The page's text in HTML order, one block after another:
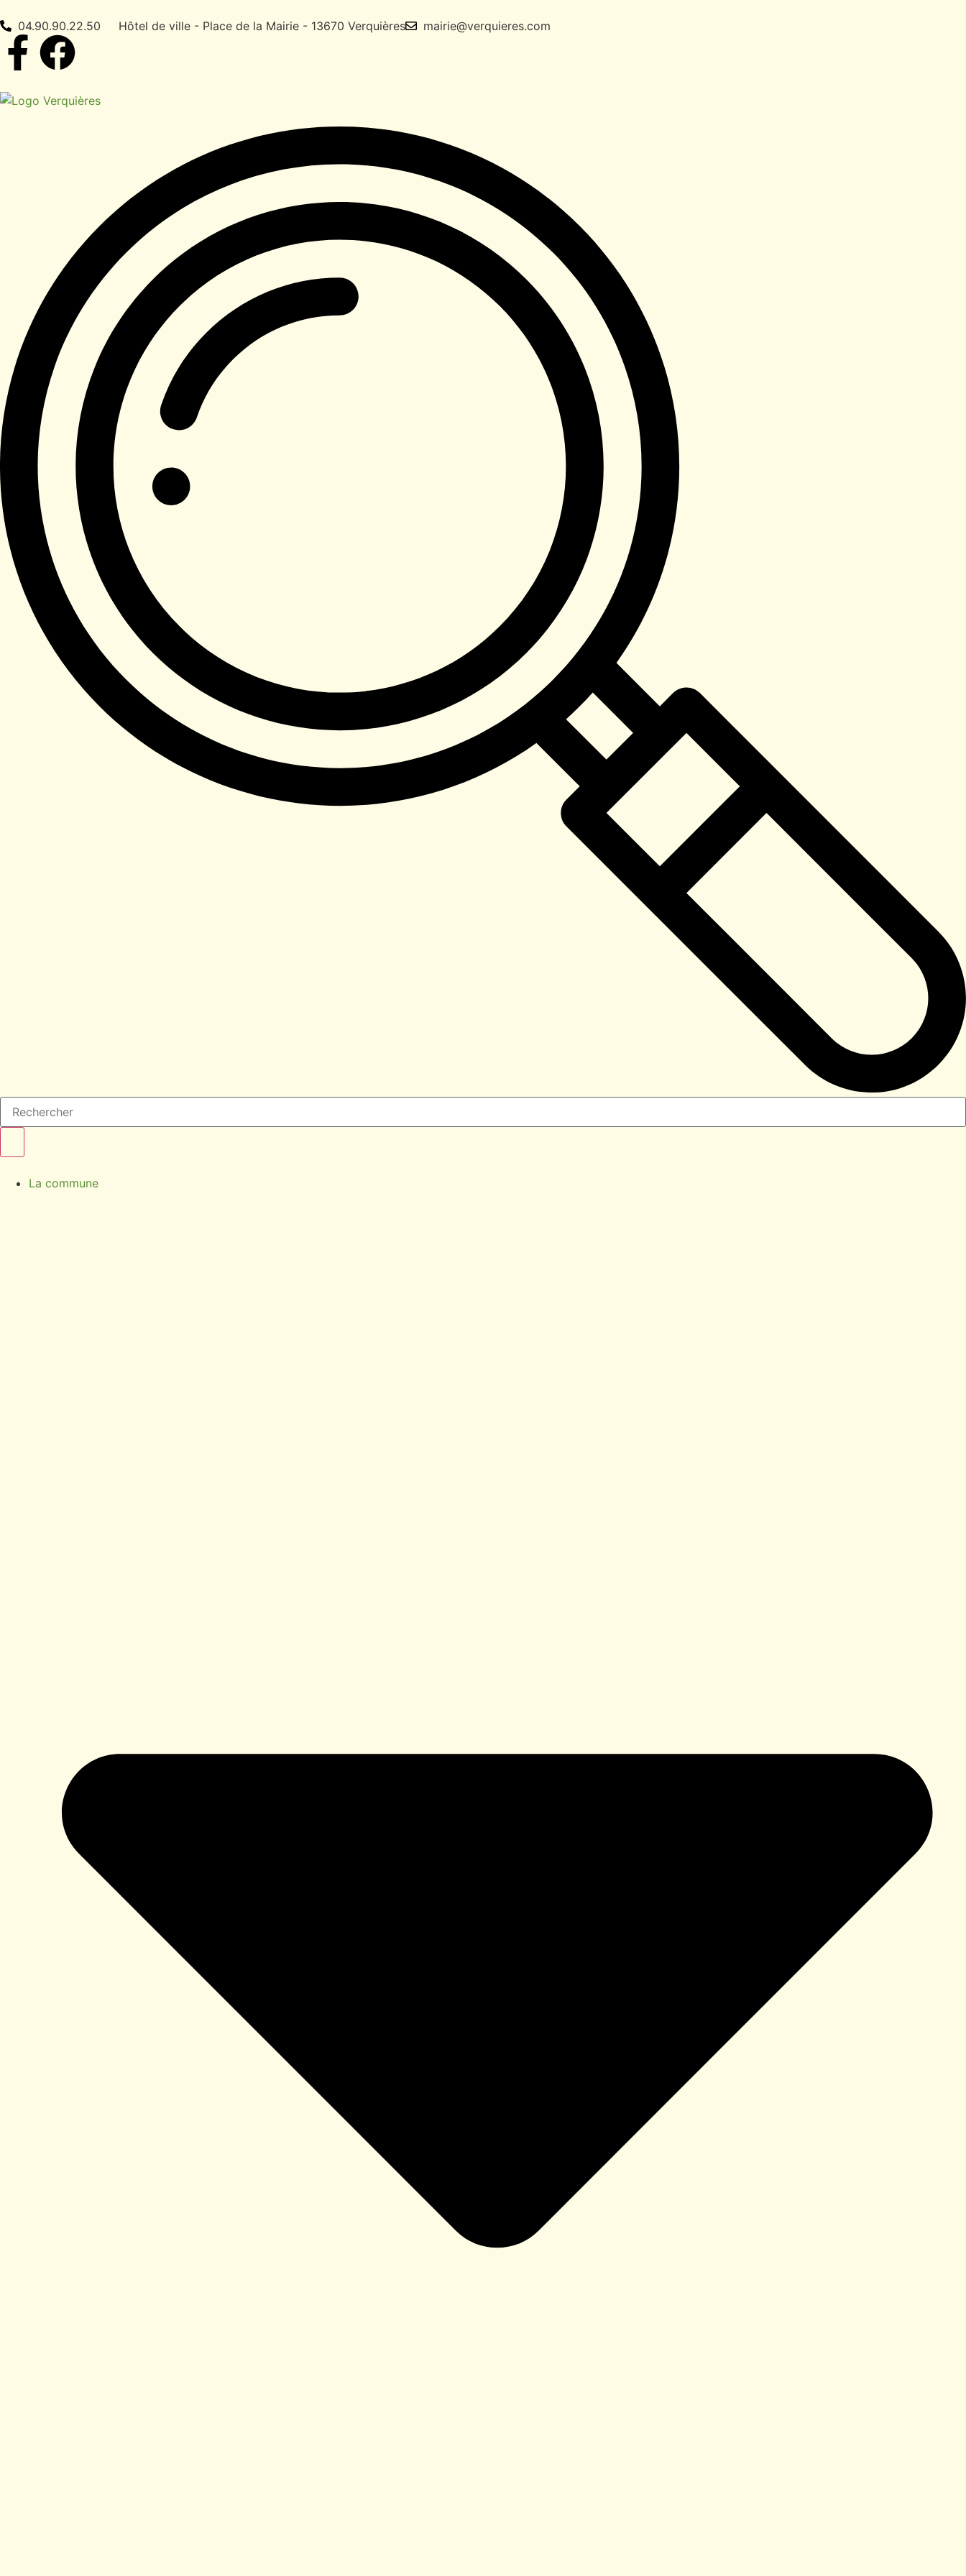
principal
04.90.90.22.50 Hôtel de ville - Place de la Mairie - 13670 Verquières mairie@verquieres.com
La commune